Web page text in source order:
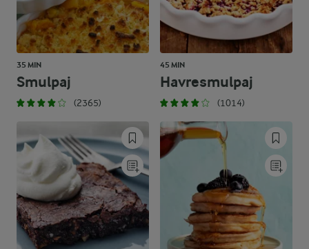
35 MIN
Smulpaj
(2365)
45 MIN
Havresmulpaj
(1014)